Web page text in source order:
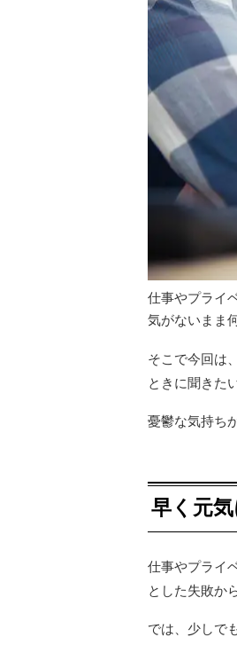
仕事やプライ
気がないまま
そこで今回は、
ときに聞きた
憂鬱な気持ち
早く元
仕事やプライ
とした失敗か
では、少しで